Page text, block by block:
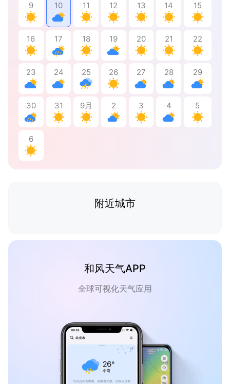
9 10 11 12 13 14 15
16 17 18 19 20 21 22
23 24 25 26 27 28 29
30 31 9月 2 3 4 5
6
附近城市
和风天气APP
全球可视化天气应用